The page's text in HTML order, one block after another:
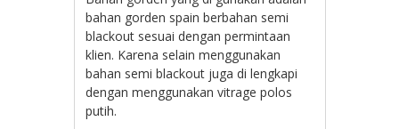
bahan gorden spain berbahan semi
blackout sesuai dengan permintaan
klien. Karena selain menggunakan
bahan semi blackout juga di lengkapi
dengan menggunakan vitrage polos
putih.